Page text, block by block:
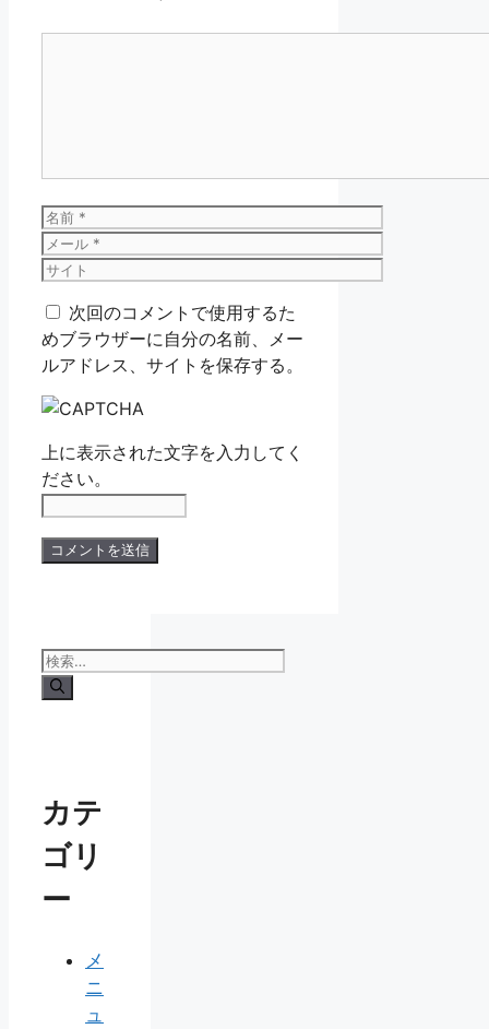
名
前
メ
ー
サ
ト 次回のコメントで使用するた
めブラウザーに自分の名前、メー
ルアドレス、サイトを保存する。
上に表示された文字を入力してく
ださい。
検
索:
カテ
ゴリ
ー
メ
ニ
ュ